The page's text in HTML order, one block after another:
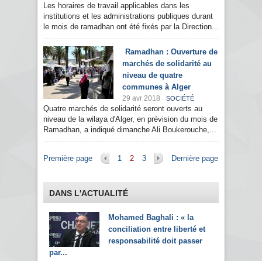
Les horaires de travail applicables dans les
institutions et les administrations publiques durant
le mois de ramadhan ont été fixés par la Direction...
Ramadhan : Ouverture de
marchés de solidarité au
niveau de quatre
communes à Alger
29 avr 2018 SOCIÉTÉ
Quatre marchés de solidarité seront ouverts au
niveau de la wilaya d'Alger, en prévision du mois de
Ramadhan, a indiqué dimanche Ali Boukerouche,...
Pages
Première page 1 2 3 Dernière page
DANS L'ACTUALITÉ
Mohamed Baghali : « la
conciliation entre liberté et
responsabilité doit passer
par...